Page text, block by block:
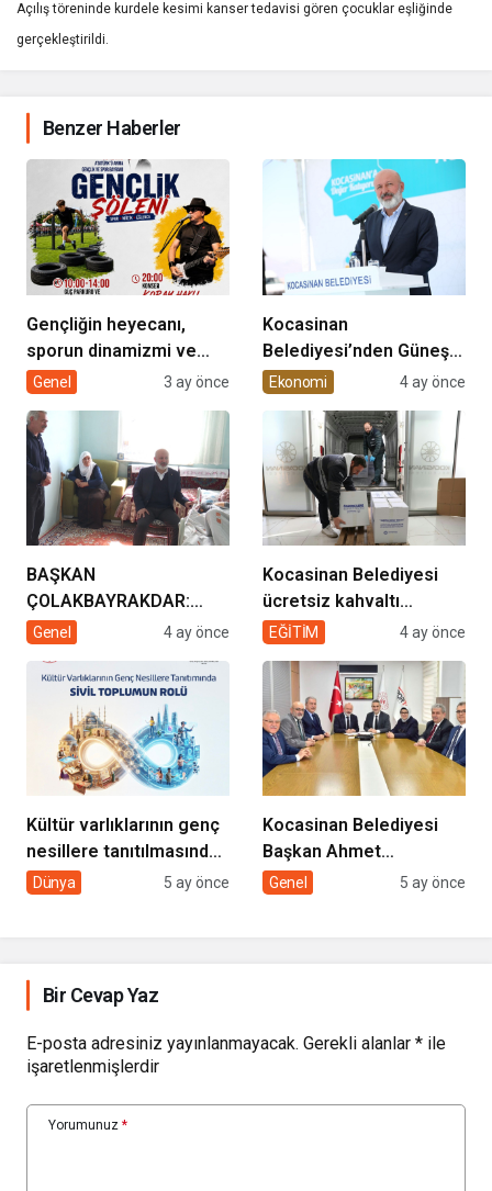
Açılış töreninde kurdele kesimi kanser tedavisi gören çocuklar eşliğinde
gerçekleştirildi.
Benzer Haberler
Gençliğin heyecanı,
sporun dinamizmi ve
müziğin coşkusu
geliyor!
Genel 3 ay önce
Kocasinan
Belediyesi’nden Güneş
Enerjisi Hamlesi
Ekonomi 4 ay önce
BAŞKAN
ÇOLAKBAYRAKDAR:
“EVDE SAĞLIK
GÖNÜLLERE
DOKUNUYORUZ”
Genel 4 ay önce
Kocasinan Belediyesi
ücretsiz kahvaltı
desteği projesi
EĞİTİM 4 ay önce
Kültür varlıklarının genç
nesillere tanıtılmasında
sivil toplumun rolü
Dünya 5 ay önce
Kocasinan Belediyesi
Başkan Ahmet
Çolakbayrakdar ile
Genel 5 ay önce
Bir Cevap Yaz
E-posta adresiniz yayınlanmayacak. Gerekli alanlar * ile
işaretlenmişlerdir
Yorumunuz *